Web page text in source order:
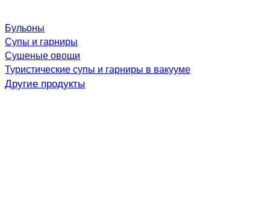
Бульоны
Супы и гарниры
Сушеные овощи
Туристические супы и гарниры в вакууме
Другие продукты